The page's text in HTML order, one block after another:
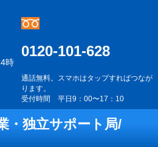
時
0120-101-628
通話無料。スマホはタップすればつなが
ります。
受付時間 平日9：00〜17：10
・独立サポート局/